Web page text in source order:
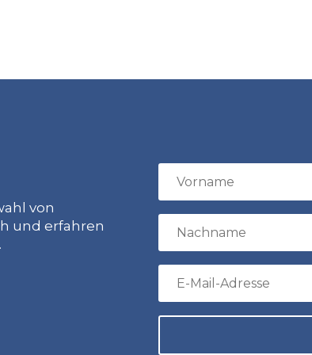
von
und erfahren